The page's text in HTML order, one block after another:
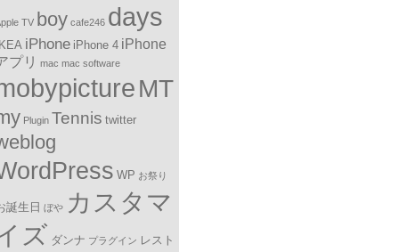
TV boy cafe246 days
iPhone iPhone 4 iPhone
プリ mac mac software
MT
Plugin Tennis twitter
WP お祭り
誕生日 ぼや カスタマ
ズ ダンナ プラグイン レスト